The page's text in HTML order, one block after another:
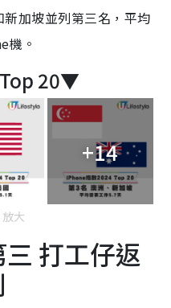
加坡並列第三名，平均
機。
20▼
+14
大
打工仔返